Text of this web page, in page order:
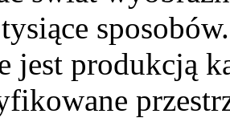
jest produkcją